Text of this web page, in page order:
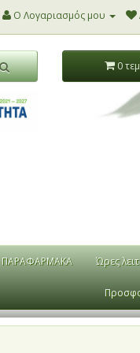
Ο Λογαριασμός μου
0
ΠΑΡΑΦΑΡΜΑΚΑ Ώρες